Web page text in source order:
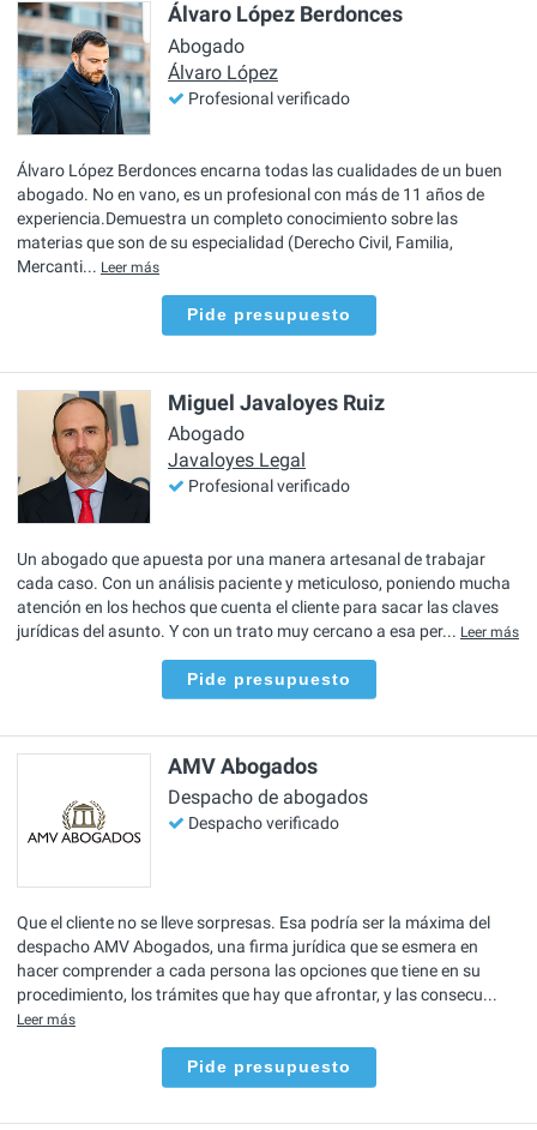
Álvaro López Berdonces
Abogado
Álvaro López
Profesional verificado
Álvaro López Berdonces encarna todas las cualidades de un buen
abogado. No en vano, es un profesional con más de 11 años de
experiencia.Demuestra un completo conocimiento sobre las
materias que son de su especialidad (Derecho Civil, Familia,
Mercanti... Leer más
Pide presupuesto
Miguel Javaloyes Ruiz
Abogado
Javaloyes Legal
Profesional verificado
Un abogado que apuesta por una manera artesanal de trabajar
cada caso. Con un análisis paciente y meticuloso, poniendo mucha
atención en los hechos que cuenta el cliente para sacar las claves
jurídicas del asunto. Y con un trato muy cercano a esa per... Leer más
Pide presupuesto
AMV Abogados
Despacho de abogados
Despacho verificado
Que el cliente no se lleve sorpresas. Esa podría ser la máxima del
despacho AMV Abogados, una firma jurídica que se esmera en
hacer comprender a cada persona las opciones que tiene en su
procedimiento, los trámites que hay que afrontar, y las consecu...
Leer más
Pide presupuesto